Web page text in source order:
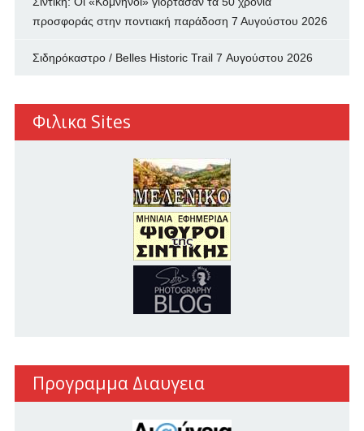
προσφοράς στην ποντιακή παράδοση 7 Αυγούστου 2026
Σιδηρόκαστρο / Belles Historic Trail 7 Αυγούστου 2026
Φιλικα Sites
Προγραμμα Διαυγεια